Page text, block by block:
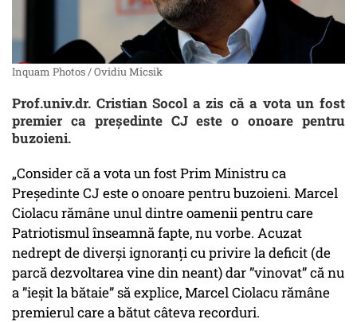
Inquam Photos / Ovidiu Micsik
Prof.univ.dr. Cristian Socol a zis că a vota un fost
premier ca președinte CJ este o onoare pentru
buzoieni.
„Consider că a vota un fost Prim Ministru ca
Președinte CJ este o onoare pentru buzoieni. Marcel
Ciolacu rămâne unul dintre oamenii pentru care
Patriotismul înseamnă fapte, nu vorbe. Acuzat
nedrept de diverși ignoranți cu privire la deficit (de
parcă dezvoltarea vine din neant) dar ”vinovat” că nu
a ”ieșit la bătaie” să explice, Marcel Ciolacu rămâne
premierul care a bătut câteva recorduri.